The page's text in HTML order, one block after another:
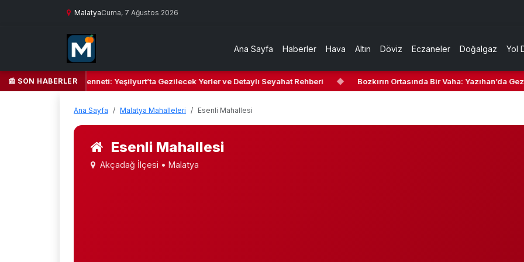
MalatyaCuma, 7 Ağustos 2026
Ana Sayfa Haberler Hava Altın Döviz Eczaneler Doğalgaz Yol
📰 SON HABERLER
Kalbi ve Kültür Cenneti: Yeşilyurt’ta Gezilecek Yerler ve Detaylı Seyahat Rehberi ◆ Bozkırın Ortasında Bir Vaha: Yazıhan’da
Ana Sayfa Malatya Mahalleleri Esenli Mahallesi
Esenli Mahallesi
Akçadağ İlçesi • Malatya